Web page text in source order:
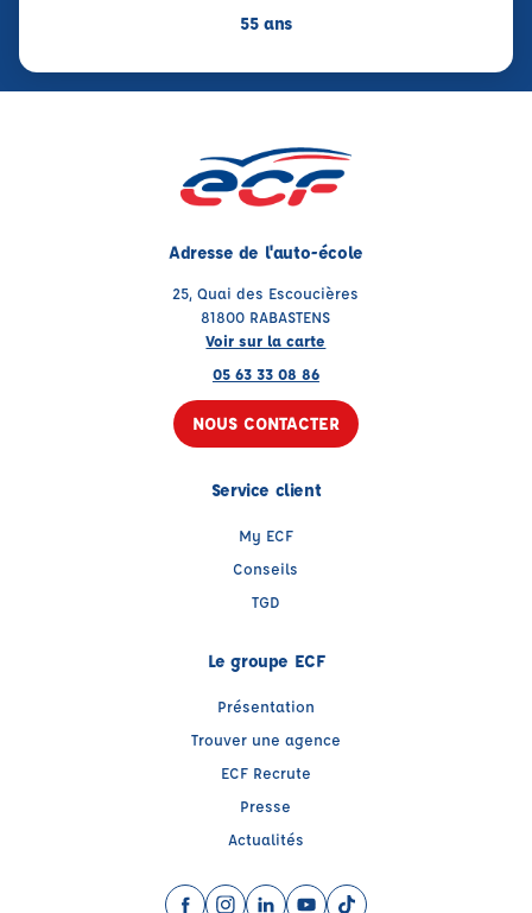
55 ans
Adresse de l'auto-école
25, Quai des Escoucières
81800 RABASTENS
Voir sur la carte
05 63 33 08 86
NOUS CONTACTER
Service client
My ECF
Conseils
TGD
Le groupe ECF
Présentation
Trouver une agence
ECF Recrute
Presse
Actualités